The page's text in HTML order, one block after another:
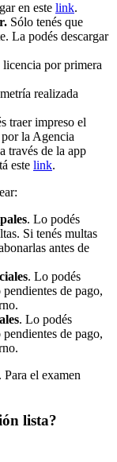
en este link.
Sólo tenés que
La podés descargar
por primera
realizada
traer impreso el
la Agencia
través de la app
este link.
. Lo podés
Si tenés multas
antes de
. Lo podés
de pago,
. Lo podés
de pago,
el examen
lista?